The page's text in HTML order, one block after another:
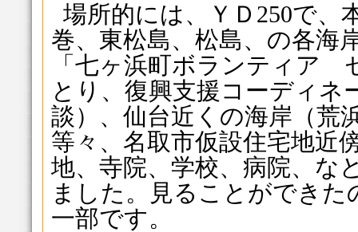
場所的には、ＹＤ250で、
巻、東松島、松島、の各海
「七ヶ浜町ボランティア
とり、復興支援コーディネ
談）、仙台近くの海岸（荒
等々、名取市仮設住宅地近
地、寺院、学校、病院、な
ました。見ることができ
一部です。